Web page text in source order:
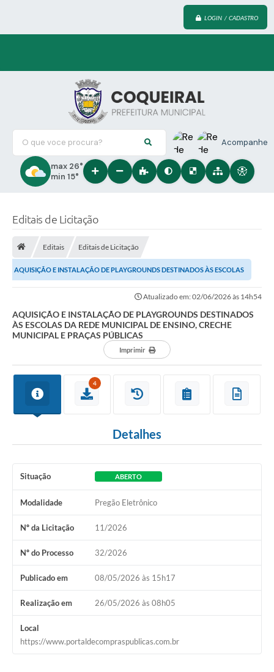
LOGIN / CADASTRO
O que voce procura? Acompanhe
max 26°
min 15°
Editais de Licitação
Editais Editais de Licitação
AQUISIÇÃO E INSTALAÇÃO DE PLAYGROUNDS DESTINADOS ÀS ESCOLAS
DA REDE MUNICIPAL DE ENSINO, CRECHE MUNICIPAL E...
Atualizado em: 02/06/2026 às 14h54
AQUISIÇÃO E INSTALAÇÃO DE PLAYGROUNDS DESTINADOS
ÀS ESCOLAS DA REDE MUNICIPAL DE ENSINO, CRECHE
MUNICIPAL E PRAÇAS PÚBLICAS
Imprimir
4
Detalhes
Situação ABERTO
Modalidade Pregão Eletrônico
Nº da Licitação 11/2026
Nº do Processo 32/2026
Publicado em 08/05/2026 às 15h17
Realização em 26/05/2026 às 08h05
Local
https://www.portaldecompraspublicas.com.br